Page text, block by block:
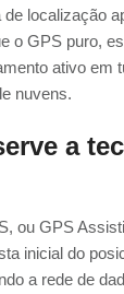
localização
o GPS puro,
ativo em
nuvens.
a
ou GPS
inicial do
a rede de